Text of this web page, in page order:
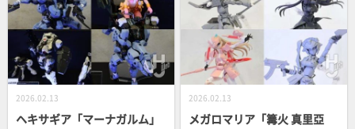
ーフェス]」や無職転生「シル
フィエット・グレイラット」
など コトブキヤ最新フィギュ
アレポート①【コトブキヤコ
レクション2026】
示！腕部パーツ「VP-46D」や
長距離ショットガン「SG-027
ZIMMERMAN」が付属【コト
ブキヤコレクション2026】
2026.02.13
ヘキサギア「マーナガルム」
2026.02.13
メガロマリア「篝火 真里亞